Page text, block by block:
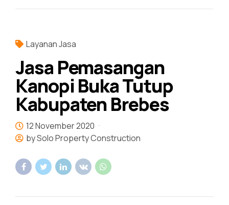
Layanan Jasa
Jasa Pemasangan
Kanopi Buka Tutup
Kabupaten Brebes
12 November 2020
by Solo Property Construction